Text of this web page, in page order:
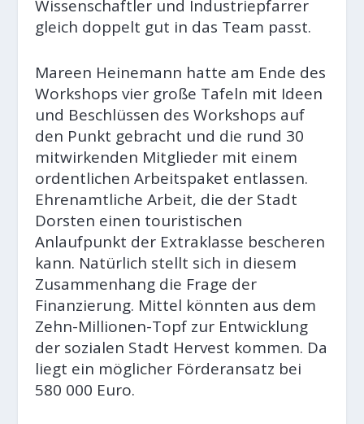
Wissenschaftler und Industriepfarrer
gleich doppelt gut in das Team passt.
Mareen Heinemann hatte am Ende des
Workshops vier große Tafeln mit Ideen
und Beschlüssen des Workshops auf
den Punkt gebracht und die rund 30
mitwirkenden Mitglieder mit einem
ordentlichen Arbeitspaket entlassen.
Ehrenamtliche Arbeit, die der Stadt
Dorsten einen touristischen
Anlaufpunkt der Extraklasse bescheren
kann. Natürlich stellt sich in diesem
Zusammenhang die Frage der
Finanzierung. Mittel könnten aus dem
Zehn-Millionen-Topf zur Entwicklung
der sozialen Stadt Hervest kommen. Da
liegt ein möglicher Förderansatz bei
580 000 Euro.